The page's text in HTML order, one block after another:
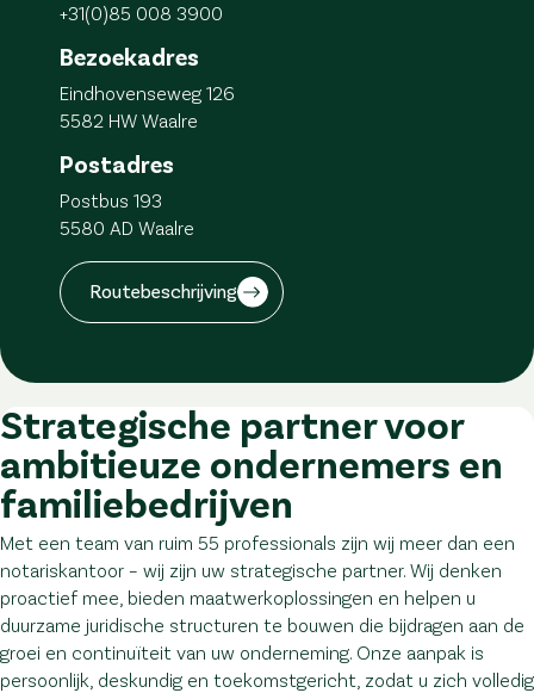
+31(0)85 008 3900
Bezoekadres
Eindhovenseweg 126
5582 HW Waalre
Postadres
Postbus 193
5580 AD Waalre
Routebeschrijving
Strategische partner voor
ambitieuze ondernemers en
familiebedrijven
Met een team van ruim 55 professionals zijn wij meer dan een
notariskantoor – wij zijn uw strategische partner. Wij denken
proactief mee, bieden maatwerkoplossingen en helpen u
duurzame juridische structuren te bouwen die bijdragen aan de
groei en continuïteit van uw onderneming. Onze aanpak is
persoonlijk, deskundig en toekomstgericht, zodat u zich volledig